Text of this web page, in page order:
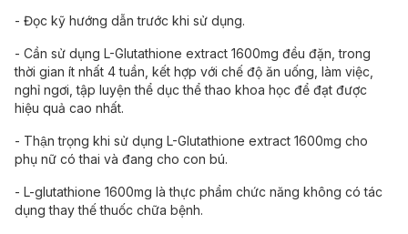
- Đọc kỹ hướng dẫn trước khi sử dụng.
- Cần sử dụng L-Glutathione extract 1600mg đều đặn, trong
thời gian ít nhất 4 tuần, kết hợp với chế độ ăn uống, làm việc,
nghỉ ngơi, tập luyện thể dục thể thao khoa học để đạt được
hiệu quả cao nhất.
- Thận trọng khi sử dụng L-Glutathione extract 1600mg cho
phụ nữ có thai và đang cho con bú.
- L-glutathione 1600mg là thực phẩm chức năng không có tác
dụng thay thế thuốc chữa bệnh.